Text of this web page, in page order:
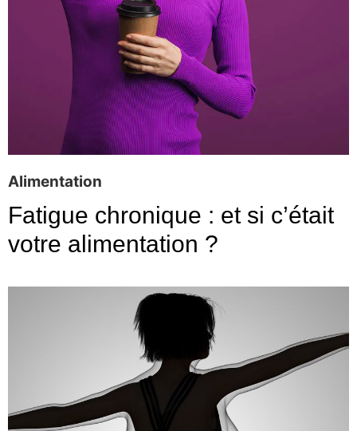
Alimentation
Fatigue chronique : et si c’était
votre alimentation ?